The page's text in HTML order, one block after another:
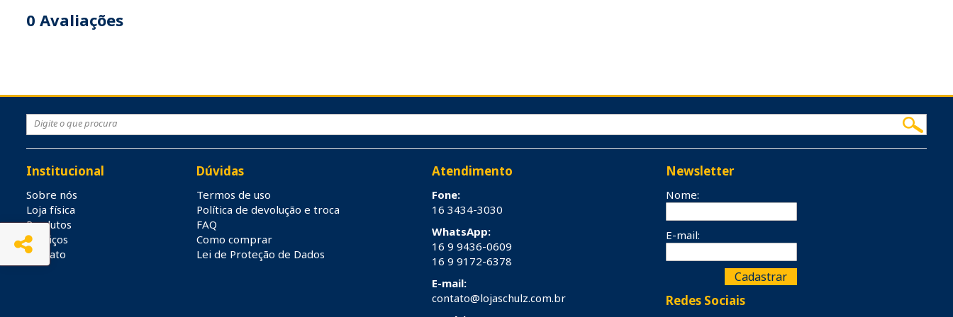
0 Avaliações
Institucional
Sobre nós
Loja física
Produtos
Serviços
Contato
Dúvidas
Termos de uso
Política de devolução e troca
FAQ
Como comprar
Lei de Proteção de Dados
Atendimento
Fone:
16 3434-3030
WhatsApp:
16 9 9436-0609
16 9 9172-6378
E-mail:
contato@lojaschulz.com.br
Newsletter
Nome:
E-mail:
Redes Sociais